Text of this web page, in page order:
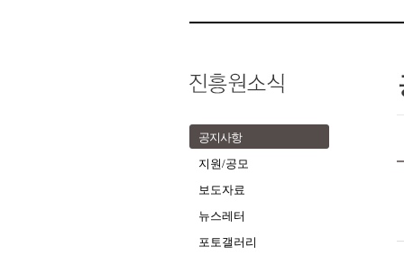
공지사항
지원/공모
보도자료
뉴스레터
포토갤러리